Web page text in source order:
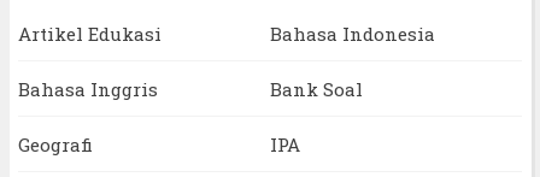
Artikel Edukasi Bahasa Indonesia
Bahasa Inggris Bank Soal
Geografi IPA